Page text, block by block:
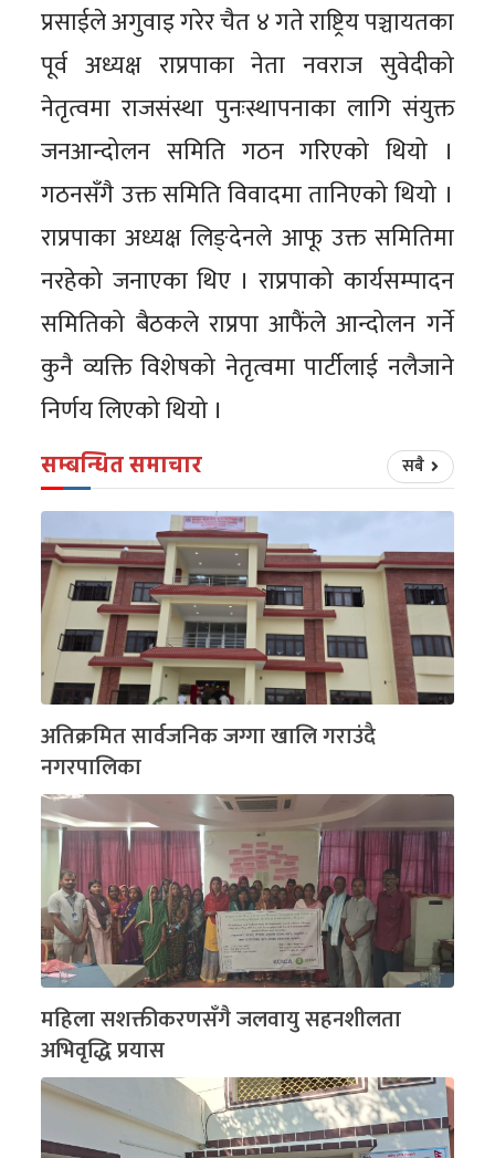
प्रसाईले अगुवाइ गरेर चैत ४ गते राष्ट्रिय पञ्चायतका
पूर्व अध्यक्ष राप्रपाका नेता नवराज सुवेदीको
नेतृत्वमा राजसंस्था पुनःस्थापनाका लागि संयुक्त
जनआन्दोलन समिति गठन गरिएको थियो ।
गठनसँगै उक्त समिति विवादमा तानिएको थियो ।
राप्रपाका अध्यक्ष लिङ्देनले आफू उक्त समितिमा
नरहेको जनाएका थिए । राप्रपाको कार्यसम्पादन
समितिको बैठकले राप्रपा आफैंले आन्दोलन गर्ने
कुनै व्यक्ति विशेषको नेतृत्वमा पार्टीलाई नलैजाने
निर्णय लिएको थियो ।
सम्बन्धित समाचार सबै
अतिक्रमित सार्वजनिक जग्गा खालि गराउंदै
नगरपालिका
महिला सशक्तीकरणसँगै जलवायु सहनशीलता
अभिवृद्धि प्रयास